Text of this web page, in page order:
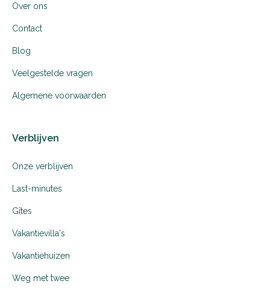
Over ons
Contact
Blog
Veelgestelde vragen
Algemene voorwaarden
Verblijven
Onze verblijven
Last-minutes
Gîtes
Vakantievilla's
Vakantiehuizen
Weg met twee